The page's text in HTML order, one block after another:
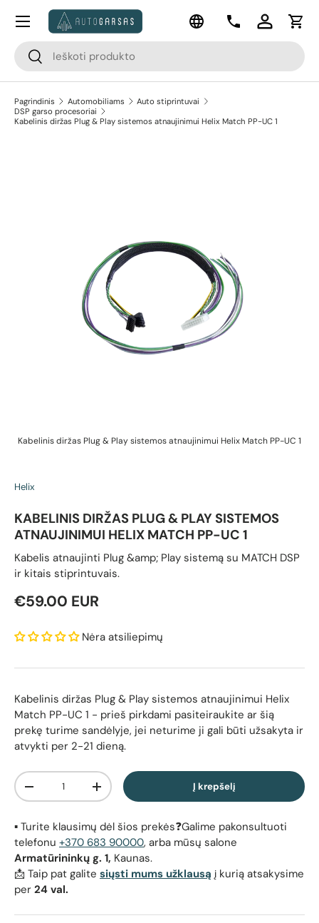
Pereiti prie turinio
Paieška
Paieška
Kalba
KontaktaiPrisijungti
Meniu
Pagrindinis Automobiliams
Auto stiprintuvai
DSP garso procesoriai
Kabelinis diržas Plug & Play sistemos atnaujinimui Helix Match PP-UC 1
Kabelinis diržas Plug & Play sistemos atnaujinimui Helix Match PP-UC 1
Helix
KABELINIS DIRŽAS PLUG & PLAY SISTEMOS
ATNAUJINIMUI HELIX MATCH PP-UC 1
Kabelis atnaujinti Plug &amp; Play sistemą su MATCH DSP
ir kitais stiprintuvais.
Reguliari kaina
€59.00 EUR
Nėra atsiliepimų
Kabelinis diržas Plug & Play sistemos atnaujinimui Helix
Match PP-UC 1 - prieš pirkdami pasiteiraukite ar šią
prekę turime sandėlyje, jei neturime ji gali būti užsakyta ir
atvykti per 2-21 dieną.
Kiekis
Sumažinti kiekįPadidinti kiekį Į krepšelį
▪️ Turite klausimų dėl šios prekės❓Galime pakonsultuoti
telefonu +370 683 90000, arba mūsų salone
Armatūrininkų g. 1, Kaunas.
📩 Taip pat galite siųsti mums užklausą į kurią atsakysime
per 24 val.